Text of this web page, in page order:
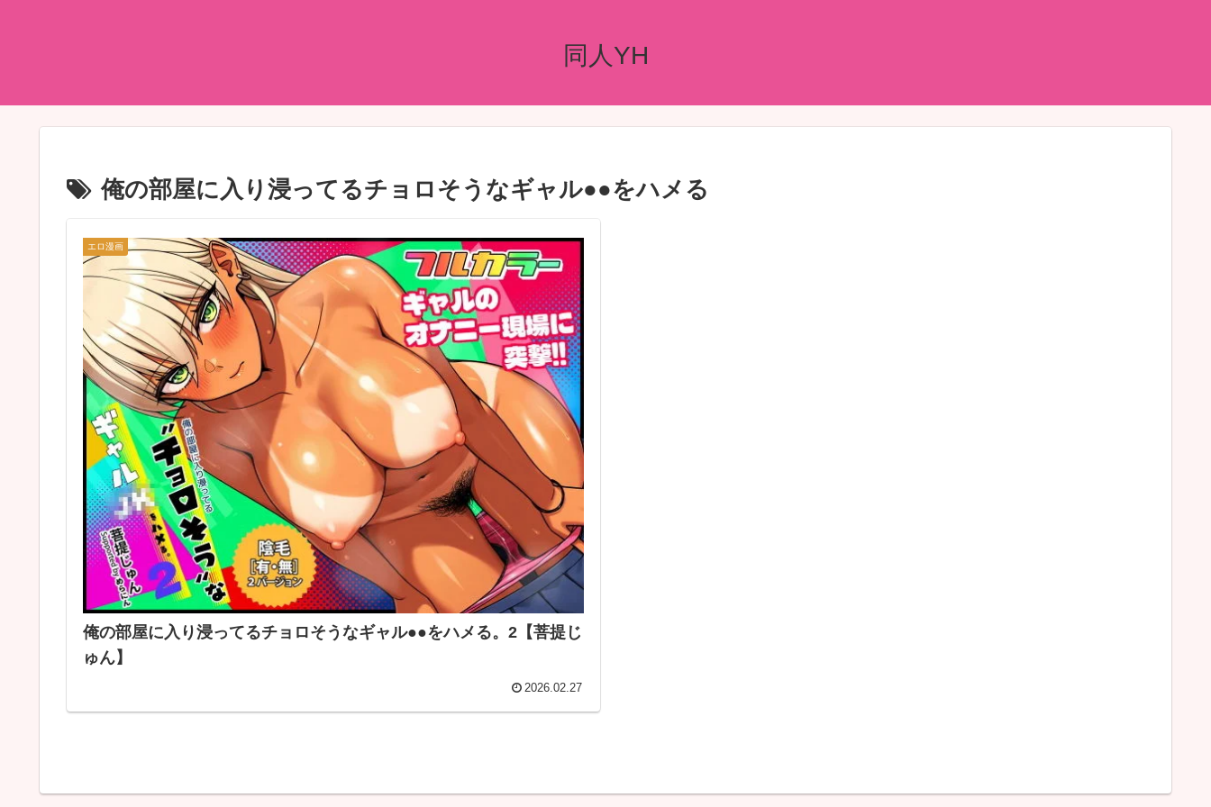
同人YH
俺の部屋に入り浸ってるチョロそうなギャル●●をハメる
エロ漫画
俺の部屋に入り浸ってるチョロそうなギャル●●をハメる。2【菩提じ
ゅん】
2026.02.27